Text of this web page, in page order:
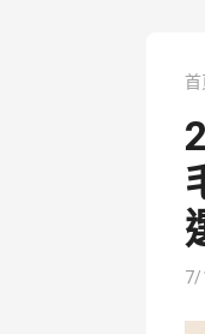
首
7/